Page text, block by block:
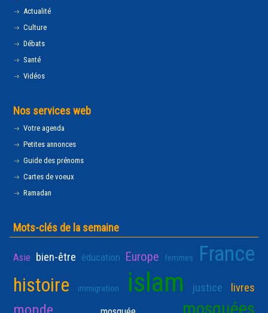
Actualité
Culture
Débats
Santé
Vidéos
Nos services web
Votre agenda
Petites annonces
Guide des prénoms
Cartes de voeux
Ramadan
Mots-clés de la semaine
Asie bien-être éducation Europe femmes France
histoire immigration islam justice livres
mosquées